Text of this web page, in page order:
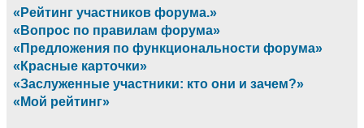
«Рейтинг участников форума.»
«Вопрос по правилам форума»
«Предложения по функциональности форума»
«Красные карточки»
«Заслуженные участники: кто они и зачем?»
«Мой рейтинг»